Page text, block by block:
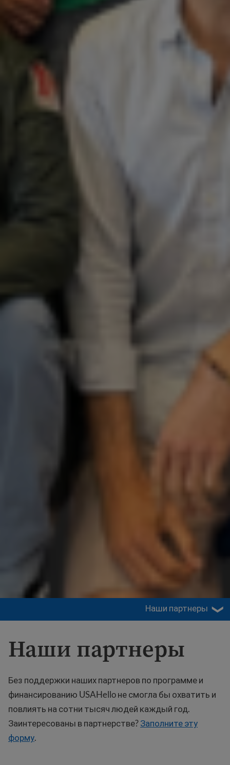
Наши партнеры
Наши партнеры
Без поддержки наших партнеров по программе и
финансированию USAHello не смогла бы охватить и
повлиять на сотни тысяч людей каждый год.
Заинтересованы в партнерстве?Заполните эту
форму.